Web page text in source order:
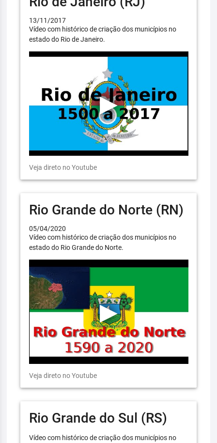
13/11/2017
Vídeo com histórico de criação dos municípios no
estado do Rio de Janeiro.
Veja direto no Youtube
Rio Grande do Norte (RN)
05/04/2020
Vídeo com histórico de criação dos municípios no
estado do Rio Grande do Norte.
Veja direto no Youtube
Rio Grande do Sul (RS)
Vídeo com histórico de criação dos municípios no